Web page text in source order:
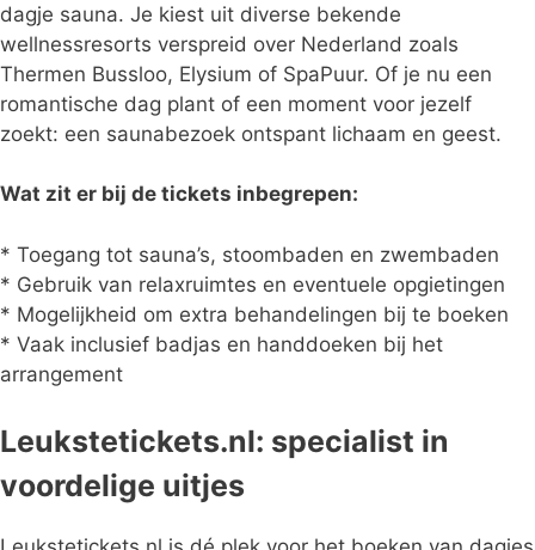
dagje sauna. Je kiest uit diverse bekende
wellnessresorts verspreid over Nederland zoals
Thermen Bussloo, Elysium of SpaPuur. Of je nu een
romantische dag plant of een moment voor jezelf
zoekt: een saunabezoek ontspant lichaam en geest.
Wat zit er bij de tickets inbegrepen:
* Toegang tot sauna’s, stoombaden en zwembaden
* Gebruik van relaxruimtes en eventuele opgietingen
* Mogelijkheid om extra behandelingen bij te boeken
* Vaak inclusief badjas en handdoeken bij het
arrangement
Leukstetickets.nl: specialist in
voordelige uitjes